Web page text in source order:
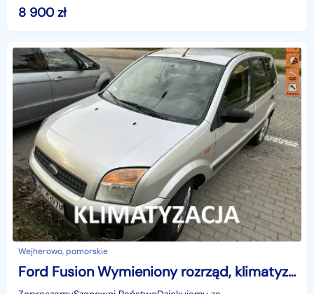
8 900zł
Wejherowo, pomorskie
Ford Fusion Wymieniony rozrząd, klimatyzacja, parktronik, ,skórzana kierownica